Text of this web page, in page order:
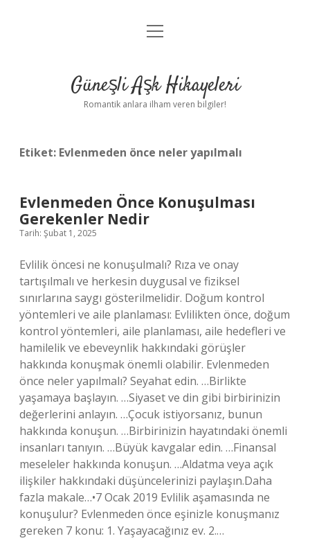
Anasayfa
Yasal Uyarı
menüyü
Güneşli Aşk Hikayeleri
Romantik anlara ilham veren bilgiler!
Etiket: Evlenmeden önce neler yapılmalı
Evlenmeden Önce Konuşulması
Gerekenler Nedir
Tarih: Şubat 1, 2025
Evlilik öncesi ne konuşulmalı? Rıza ve onay
tartışılmalı ve herkesin duygusal ve fiziksel
sınırlarına saygı gösterilmelidir. Doğum kontrol
yöntemleri ve aile planlaması: Evlilikten önce, doğum
kontrol yöntemleri, aile planlaması, aile hedefleri ve
hamilelik ve ebeveynlik hakkındaki görüşler
hakkında konuşmak önemli olabilir. Evlenmeden
önce neler yapılmalı? Seyahat edin. …Birlikte
yaşamaya başlayın. …Siyaset ve din gibi birbirinizin
değerlerini anlayın. …Çocuk istiyorsanız, bunun
hakkında konuşun. …Birbirinizin hayatındaki önemli
insanları tanıyın. …Büyük kavgalar edin. …Finansal
meseleler hakkında konuşun. …Aldatma veya açık
ilişkiler hakkındaki düşüncelerinizi paylaşın.Daha
fazla makale…•7 Ocak 2019 Evlilik aşamasında ne
konuşulur? Evlenmeden önce eşinizle konuşmanız
gereken 7 konu: 1. Yaşayacağınız ev. 2.…